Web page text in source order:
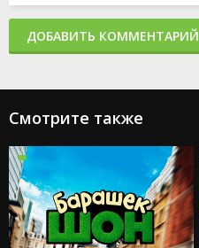
ДОБАВИТЬ КОММЕНТАРИЙ
Смотрите также